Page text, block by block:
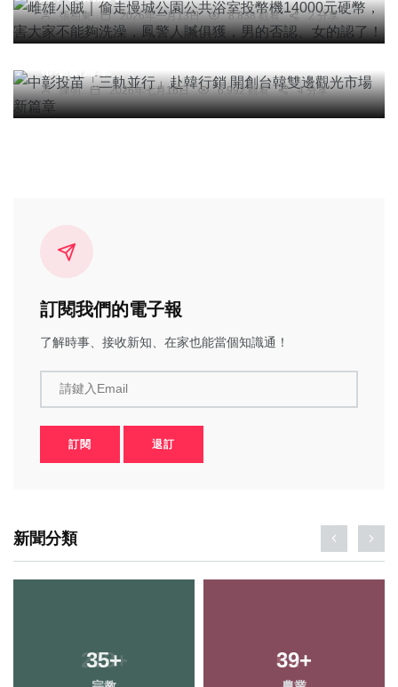
張柏東 2026年一月13日 8,838 觀看 2 分享
社會 綜合新聞 旅遊 文教
中彰投苗「三軌並行」赴韓行銷 開創台韓雙邊觀光
陳明 2026年七月16日 6,992 觀看 4 分享
訂閱我們的電子報
了解時事、接收新知、在家也能當個知識通！
請鍵入Email
訂閱 退訂
新聞分類
35+ 39+
213+ 62+